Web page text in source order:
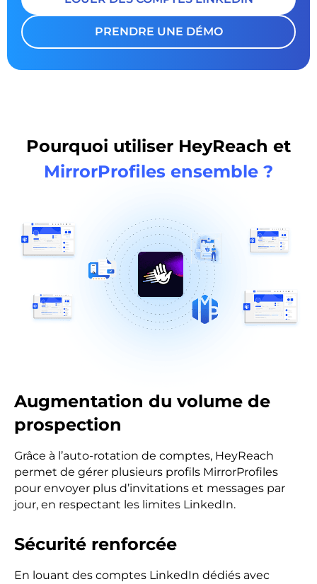
PRENDRE UNE DÉMO
Pourquoi utiliser HeyReach et
MirrorProfiles ensemble ?
Augmentation du volume de
prospection
Grâce à l’auto-rotation de comptes, HeyReach
permet de gérer plusieurs profils MirrorProfiles
pour envoyer plus d’invitations et messages par
jour, en respectant les limites LinkedIn.
Sécurité renforcée
En louant des comptes LinkedIn dédiés avec